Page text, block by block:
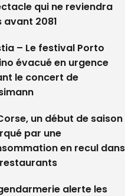
qui ne reviendra
avant 2081
– Le festival Porto
évacué en urgence
le concert de
un début de saison
par une
en recul dans
alerte les